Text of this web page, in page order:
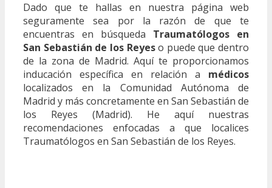
Dado que te hallas en nuestra página web
seguramente sea por la razón de que te
encuentras en búsqueda Traumatólogos en
San Sebastián de los Reyeso puede que dentro
de la zona de Madrid. Aquí te proporcionamos
inducación específica en relación a médicos
localizados en la Comunidad Autónoma de
Madrid y más concretamente en San Sebastián de
los Reyes (Madrid). He aquí nuestras
recomendaciones enfocadas a que localices
Traumatólogos en San Sebastián de los Reyes.